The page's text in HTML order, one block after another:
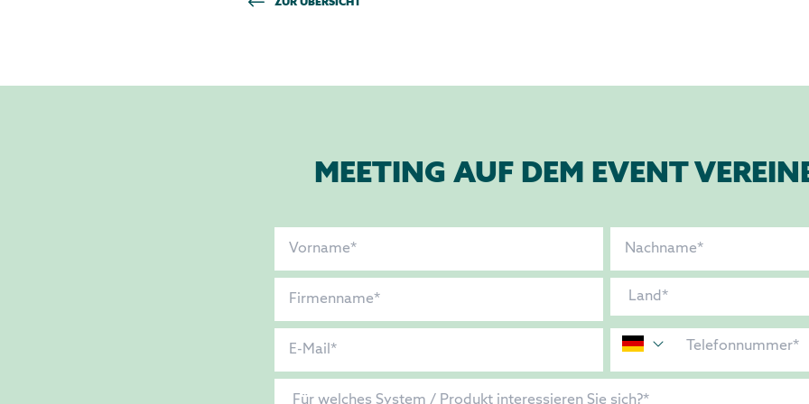
ZUR ÜBERSICHT
MEETING AUF DEM EVENT